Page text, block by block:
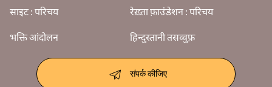
साइट : परिचय रेख़्ता फ़ाउंडेशन : परिचय
भक्ति आंदोलन हिन्दुस्तानी तसव्वुफ़
संपर्क कीजिए